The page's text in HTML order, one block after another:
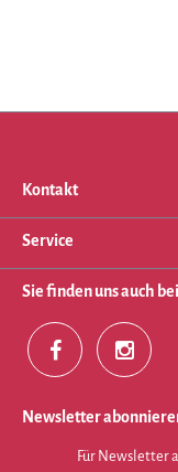
Kontakt
Service
Sie finden uns auch
Newsletter
Für Newsletter